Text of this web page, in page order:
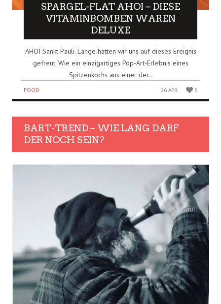
SPARGEL-FLAT AHOI – DIESE
VITAMINBOMBEN WAREN
DELUXE
AHOI Sankt Pauli. Lange hatten wir uns auf dieses Ereignis
gefreut. Wie ein einzigartiges Pop-Art-Erlebnis eines
Spitzenkochs aus einer der..
FOOD 26 APR. 6
BART-TREND – WIE LANG DARF
DER NOCH SEIN?